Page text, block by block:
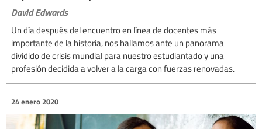
David Edwards
Un día después del encuentro en línea de docentes más
importante de la historia, nos hallamos ante un panorama
dividido de crisis mundial para nuestro estudiantado y una
profesión decidida a volver a la carga con fuerzas renovadas.
24 enero 2020